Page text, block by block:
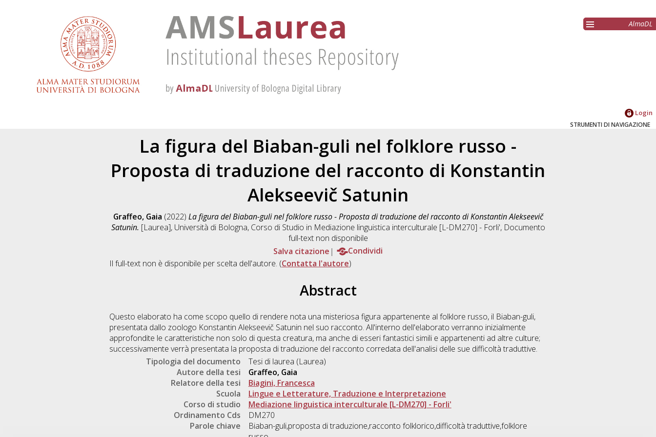
AlmaDL
Login
STRUMENTI DI NAVIGAZIONE
La figura del Biaban-guli nel folklore russo -
Proposta di traduzione del racconto di Konstantin
Alekseevič Satunin
Graffeo, Gaia (2022) La figura del Biaban-guli nel folklore russo - Proposta di traduzione del racconto di Konstantin Alekseevič
Satunin. [Laurea], Università di Bologna, Corso di Studio in Mediazione linguistica interculturale [L-DM270] - Forli', Documento
full-text non disponibile
Salva citazione
Condividi
Il full-text non è disponibile per scelta dell'autore. (Contatta l'autore)
Abstract
Questo elaborato ha come scopo quello di rendere nota una misteriosa figura appartenente al folklore russo, il Biaban-guli,
presentata dallo zoologo Konstantin Alekseevič Satunin nel suo racconto. All'interno dell'elaborato verranno inizialmente
approfondite le caratteristiche non solo di questa creatura, ma anche di esseri fantastici simili e appartenenti ad altre culture;
successivamente verrà presentata la proposta di traduzione del racconto corredata dell'analisi delle sue difficoltà traduttive.
Tipologia del documento
Tesi di laurea (Laurea)
Autore della tesi
Graffeo, Gaia
Relatore della tesi
Biagini, Francesca
Scuola
Lingue e Letterature, Traduzione e Interpretazione
Corso di studio
Mediazione linguistica interculturale [L-DM270] - Forli'
Ordinamento Cds
DM270
Parole chiave
Biaban-guli,proposta di traduzione,racconto folklorico,difficoltà traduttive,folklore